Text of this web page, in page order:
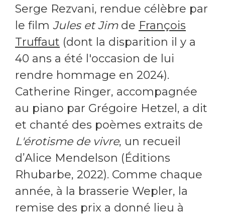
Serge Rezvani, rendue célèbre par
le film Jules et Jimde François
Truffaut (dont la disparition il y a
40 ans a été l'occasion de lui
rendre hommage en 2024).
Catherine Ringer, accompagnée
au piano par Grégoire Hetzel, a dit
et chanté des poèmes extraits de
L'érotisme de vivre, un recueil
d’Alice Mendelson (Éditions
Rhubarbe, 2022). Comme chaque
année, à la brasserie Wepler, la
remise des prix a donné lieu à